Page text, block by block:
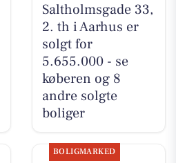
Saltholmsgade 33,
2. th i Aarhus er
solgt for
5.655.000 - se
køberen og 8
andre solgte
boliger
BOLIGMARKED